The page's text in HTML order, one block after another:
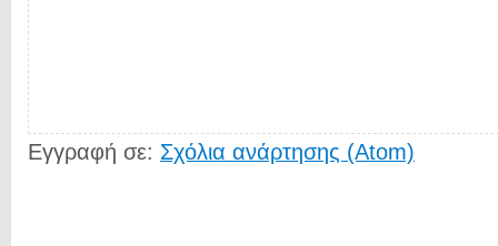
Εγγραφή σε: Σχόλια ανάρτησης (Atom)